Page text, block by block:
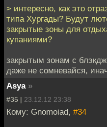
> интересно, как это
типа Хургады? Будут
закрытые зоны для
купаниями?
закрытым зонам с
даже не сомневайся,
Asya »
#35 | 23.12.12 23:38
Кому: Gnomoiad, #34